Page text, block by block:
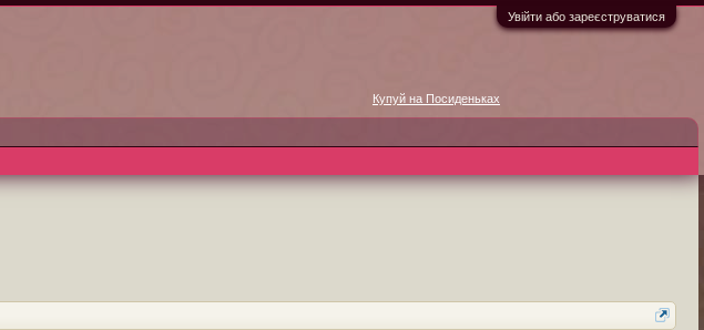
Увійти або зареєструватися
Купуй на Посиденьках